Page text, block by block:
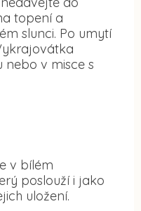
topení a
slunci. Po umytí
nebo v misce s
v bílém
poslouží i jako
uložení.